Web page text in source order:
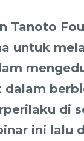
Tanoto
untuk
dalam
di
ini lalu